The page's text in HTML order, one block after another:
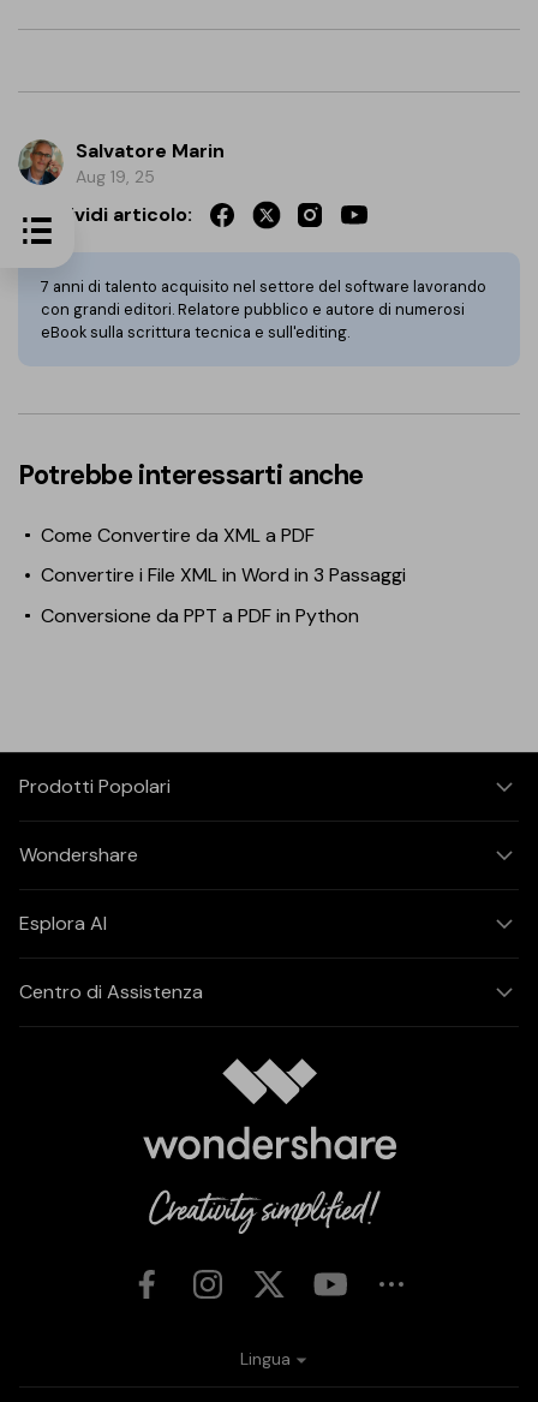
Salvatore Marin
Aug 19, 25
Condividi articolo:
7 anni di talento acquisito nel settore del software lavorando
con grandi editori. Relatore pubblico e autore di numerosi
eBook sulla scrittura tecnica e sull'editing.
Potrebbe interessarti anche
Come Convertire da XML a PDF
Convertire i File XML in Word in 3 Passaggi
Conversione da PPT a PDF in Python
Prodotti Popolari
Wondershare
Esplora AI
Centro di Assistenza
Lingua